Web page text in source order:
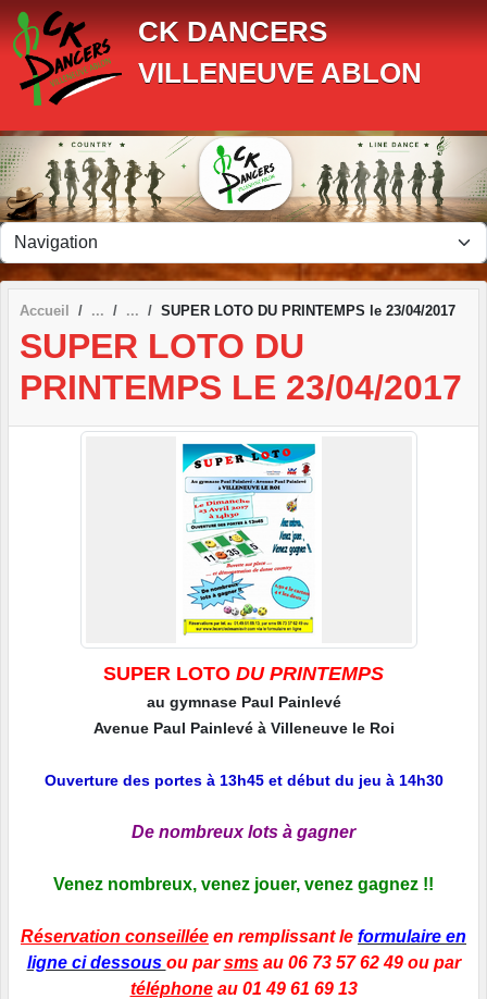
CK DANCERS
VILLENEUVE ABLON
Accueil SUPER LOTO DU PRINTEMPS le 23/04/2017
SUPER LOTO DU
PRINTEMPS LE 23/04/2017
SUPER LOTO DU PRINTEMPS
au gymnase Paul Painlevé
Avenue Paul Painlevé à Villeneuve le Roi
Ouverture des portes à 13h45 et début du jeu à 14h30
De nombreux lots à gagner
Venez nombreux, venez jouer, venez gagnez !!
Réservation conseillée en remplissant le formulaire en
ligne ci dessous ou parsmsau 06 73 57 62 49 ou par
téléphoneau 01 49 61 69 13
Panneau de gestion des cookies